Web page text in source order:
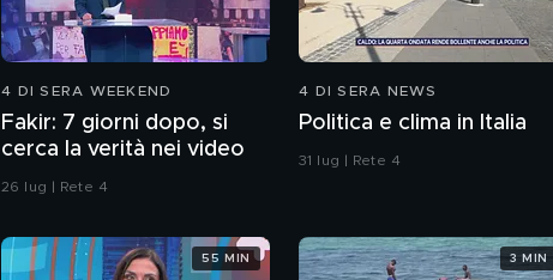
4 DI SERA WEEKEND
Fakir: 7 giorni dopo, si
cerca la verità nei video
26 lug | Rete 4
4 DI SERA NEWS
Politica e clima in Italia
31 lug | Rete 4
55 MIN 3 MIN